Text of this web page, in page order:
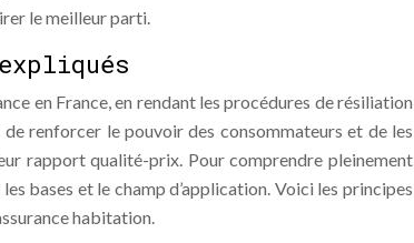
le meilleur parti.
en France, en rendant les procédures de résiliation
renforcer le pouvoir des consommateurs et de les
rapport qualité-prix. Pour comprendre pleinement
bases et le champ d’application. Voici les principes
habitation.